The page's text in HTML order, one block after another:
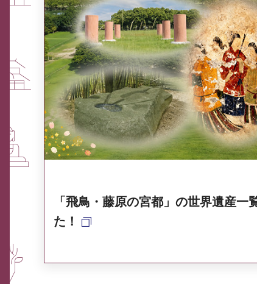
「飛鳥・藤原の宮都」の世界遺産一
た！
ふるさと納税なら、奈良